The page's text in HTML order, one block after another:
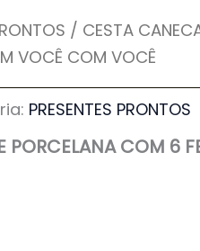
/ CESTA
VOCÊ COM VOCÊ
PRESENTES PRONTOS
COM 6